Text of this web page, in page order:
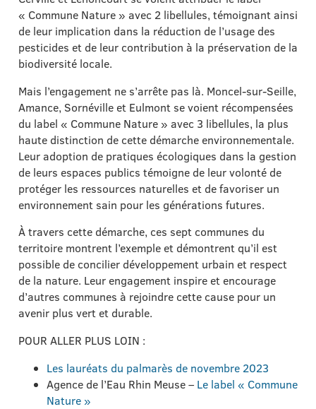
« Commune Nature » avec 2 libellules, témoignant ainsi
de leur implication dans la réduction de l’usage des
pesticides et de leur contribution à la préservation de la
biodiversité locale.
Mais l’engagement ne s’arrête pas là. Moncel-sur-Seille,
Amance, Sornéville et Eulmont se voient récompensées
du label « Commune Nature » avec 3 libellules, la plus
haute distinction de cette démarche environnementale.
Leur adoption de pratiques écologiques dans la gestion
de leurs espaces publics témoigne de leur volonté de
protéger les ressources naturelles et de favoriser un
environnement sain pour les générations futures.
À travers cette démarche, ces sept communes du
territoire montrent l’exemple et démontrent qu’il est
possible de concilier développement urbain et respect
de la nature. Leur engagement inspire et encourage
d’autres communes à rejoindre cette cause pour un
avenir plus vert et durable.
POUR ALLER PLUS LOIN :
Les lauréats du palmarès de novembre 2023
Agence de l’Eau Rhin Meuse – Le label « Commune
Nature »